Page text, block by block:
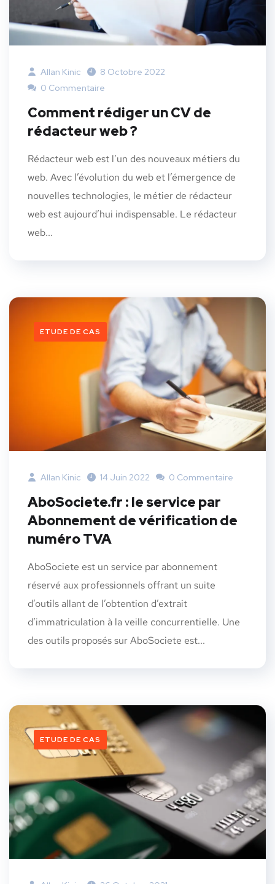
Allan Kinic
8 Octobre 2022
0 Commentaire
Comment rédiger un CV de
rédacteur web ?
Rédacteur web est l’un des nouveaux métiers du
web. Avec l’évolution du web et l’émergence de
nouvelles technologies, le métier de rédacteur
web est aujourd’hui indispensable. Le rédacteur
web...
ETUDE DE CAS
Allan Kinic 14 Juin 2022 0 Commentaire
AboSociete.fr : le service par
Abonnement de vérification de
numéro TVA
AboSociete est un service par abonnement
réservé aux professionnels offrant un suite
d’outils allant de l’obtention d’extrait
d’immatriculation à la veille concurrentielle. Une
des outils proposés sur AboSociete est...
ETUDE DE CAS